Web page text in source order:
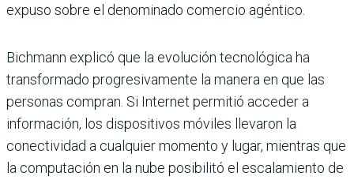
expuso sobre el denominado comercio agéntico.
Bichmann explicó que la evolución tecnológica ha
transformado progresivamente la manera en que las
personas compran. Si Internet permitió acceder a
información, los dispositivos móviles llevaron la
conectividad a cualquier momento y lugar, mientras que
la computación en la nube posibilitó el escalamiento de